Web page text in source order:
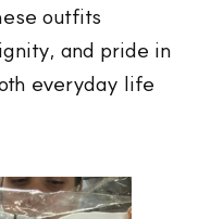
outfits
and pride in
everyday life